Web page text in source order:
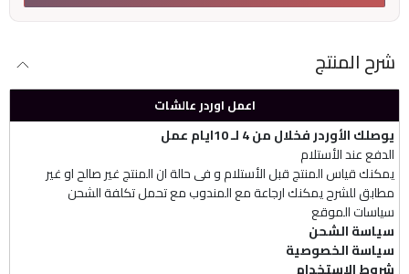
شرح المنتج
اعمل اوردر عالشات
يوصلك الأوردر فخلال من 4 لـ 10ايام عمل
الدفع عند الأستلام
يمكنك قياس المنتج قبل الأستلام و فى حالة ان المنتج غير صالح او غير
مطابق للشرح يمكنك ارجاعة مع المندوب مع تحمل تكلفة الشحن
سياسات الموقع
سياسة الشحن
سياسة الخصوصية